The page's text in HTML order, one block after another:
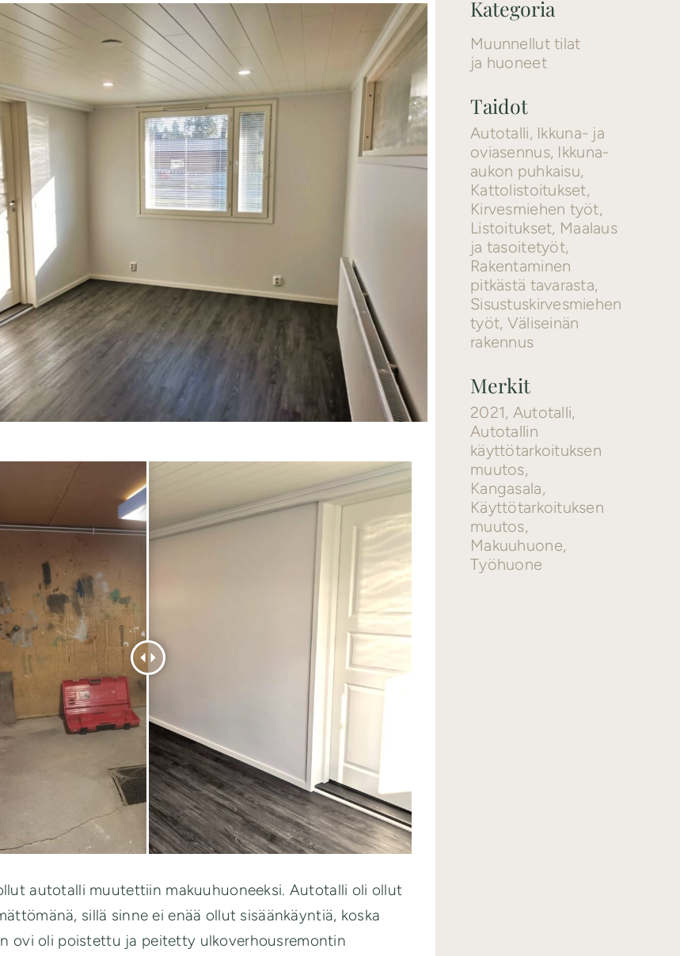
autotalli muutettiin makuuhuoneeksi. Autotalli oli ollut
sillä sinne ei enää ollut sisäänkäyntiä, koska
ovi oli poistettu ja peitetty ulkoverhousremontin
Kategoria
Muunnellut tilat
ja huoneet
Taidot
Autotalli, Ikkuna- ja
oviasennus, Ikkuna-
aukon puhkaisu,
Kattolistoitukset,
Kirvesmiehen työt,
Listoitukset, Maalaus
ja tasoitetyöt,
Rakentaminen
pitkästä tavarasta,
Sisustuskirvesmiehen
työt, Väliseinän
rakennus
Merkit
2021, Autotalli,
Autotallin
käyttötarkoituksen
muutos,
Kangasala,
Käyttötarkoituksen
muutos,
Makuuhuone,
Työhuone